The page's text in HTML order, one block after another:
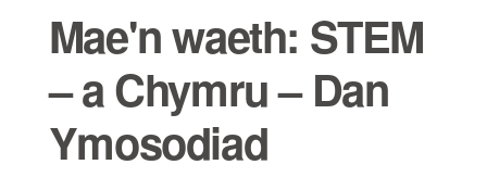
Mae'n waeth: STEM
– a Chymru – Dan
Ymosodiad